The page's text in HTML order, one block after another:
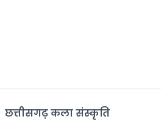
छत्तीसगढ़ कला संस्कृति